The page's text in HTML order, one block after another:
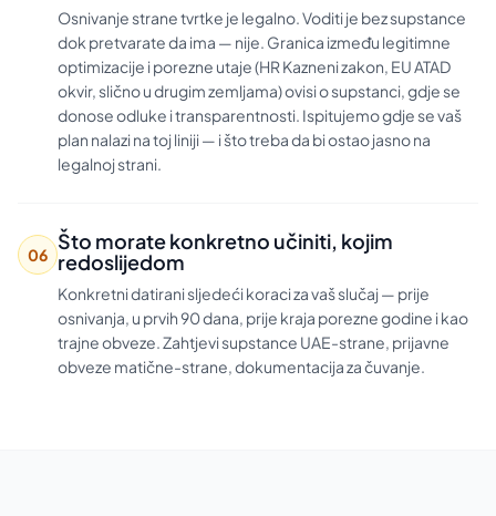
Osnivanje strane tvrtke je legalno. Voditi je bez supstance
dok pretvarate da ima — nije. Granica između legitimne
optimizacije i porezne utaje (HR Kazneni zakon, EU ATAD
okvir, slično u drugim zemljama) ovisi o supstanci, gdje se
donose odluke i transparentnosti. Ispitujemo gdje se vaš
plan nalazi na toj liniji — i što treba da bi ostao jasno na
legalnoj strani.
06
Što morate konkretno učiniti, kojim
redoslijedom
Konkretni datirani sljedeći koraci za vaš slučaj — prije
osnivanja, u prvih 90 dana, prije kraja porezne godine i kao
trajne obveze. Zahtjevi supstance UAE-strane, prijavne
obveze matične-strane, dokumentacija za čuvanje.